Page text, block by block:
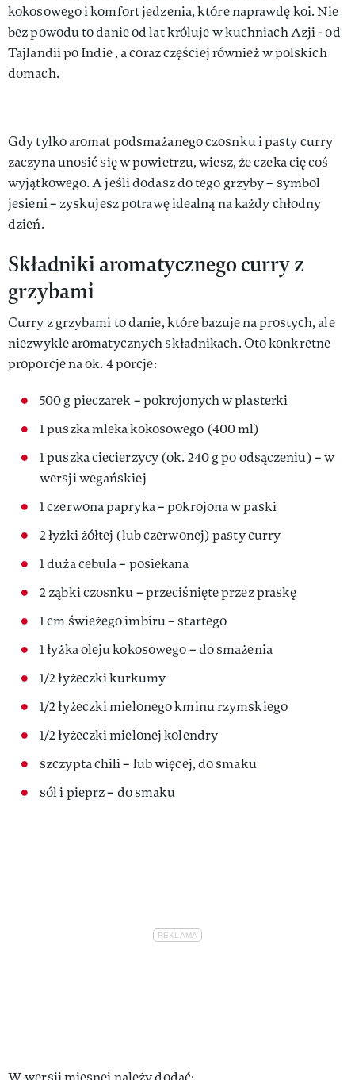
kokosowego i komfort jedzenia, które naprawdę koi. Nie
bez powodu to danie od lat króluje w kuchniach Azji - od
Tajlandii po Indie , a coraz częściej również w polskich
domach.
Gdy tylko aromat podsmażanego czosnku i pasty curry
zaczyna unosić się w powietrzu, wiesz, że czeka cię coś
wyjątkowego. A jeśli dodasz do tego grzyby – symbol
jesieni – zyskujesz potrawę idealną na każdy chłodny
dzień.
Składniki aromatycznego curry z
grzybami
Curry z grzybami to danie, które bazuje na prostych, ale
niezwykle aromatycznych składnikach. Oto konkretne
proporcje na ok. 4 porcje:
500 g pieczarek – pokrojonych w plasterki
1 puszka mleka kokosowego (400 ml)
1 puszka ciecierzycy (ok. 240 g po odsączeniu) – w
wersji wegańskiej
1 czerwona papryka – pokrojona w paski
2 łyżki żółtej (lub czerwonej) pasty curry
1 duża cebula – posiekana
2 ząbki czosnku – przeciśnięte przez praskę
1 cm świeżego imbiru – startego
1 łyżka oleju kokosowego – do smażenia
1/2 łyżeczki kurkumy
1/2 łyżeczki mielonego kminu rzymskiego
1/2 łyżeczki mielonej kolendry
szczypta chili – lub więcej, do smaku
sól i pieprz – do smaku